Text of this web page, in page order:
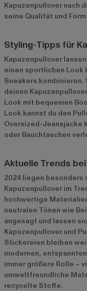
Kapuzenpullover nach
seine Qualität und
Styling-Tipps für
Kapuzenpullover
einen sportlichen Look
Sneakers kombinieren.
deinen
Look mit bequemen
Look kannst du den
Oversized-Jeansjacke
oder Bauchtaschen
Aktuelle Trends
2024 liegen
Kapuzenpullover im
hochwertige
neutralen Tönen wie
angesagt und lassen
Kapuzenpullover und
Stickereien bleiben
modernen,
immer größere Rolle –
umweltfreundliche
recycelte Stoffe.